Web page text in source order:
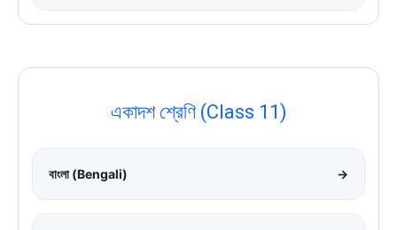
একাদশ শ্রেণি (Class 11)
বাংলা (Bengali) →